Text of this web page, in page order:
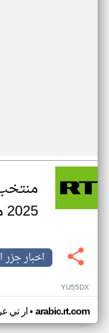
2025 من دور المجموعات
اخبار جزر
YU55DX
ار تي• arabic.rt.com